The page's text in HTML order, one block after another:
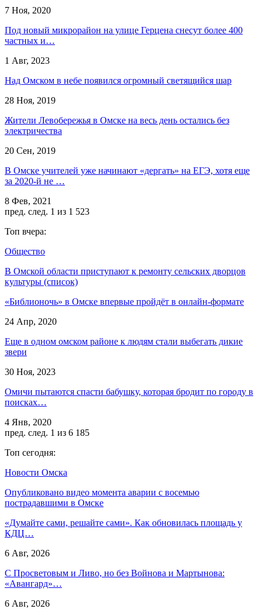
7 Ноя, 2020
Под новый микрорайон на улице Герцена снесут более 400
частных и…
1 Авг, 2023
Над Омском в небе появился огромный светящийся шар
28 Ноя, 2019
Жители Левобережья в Омске на весь день остались без
электричества
20 Сен, 2019
В Омске учителей уже начинают «дергать» на ЕГЭ, хотя еще
за 2020-й не …
8 Фев, 2021
пред. след. 1 из 1 523
Топ вчера:
Общество
В Омской области приступают к ремонту сельских дворцов
культуры (список)
«Библионочь» в Омске впервые пройдёт в онлайн-формате
24 Апр, 2020
Еще в одном омском районе к людям стали выбегать дикие
звери
30 Ноя, 2023
Омичи пытаются спасти бабушку, которая бродит по городу в
поисках…
4 Янв, 2020
пред. след. 1 из 6 185
Топ сегодня:
Новости Омска
Опубликовано видео момента аварии с восемью
пострадавшими в Омске
«Думайте сами, решайте сами». Как обновилась площадь у
КДЦ…
6 Авг, 2026
С Просветовым и Ливо, но без Войнова и Мартынова:
«Авангард»…
6 Авг, 2026